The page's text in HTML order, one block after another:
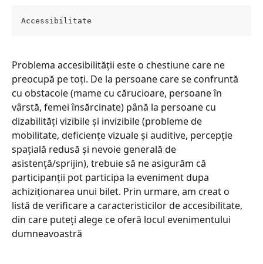
Accessibilitate
Problema accesibilității este o chestiune care ne
preocupă pe toți. De la persoane care se confruntă
cu obstacole (mame cu cărucioare, persoane în
vârstă, femei însărcinate) până la persoane cu
dizabilități vizibile și invizibile (probleme de
mobilitate, deficiențe vizuale și auditive, percepție
spațială redusă și nevoie generală de
asistență/sprijin), trebuie să ne asigurăm că
participanții pot participa la eveniment dupa
achiziționarea unui bilet. Prin urmare, am creat o
listă de verificare a caracteristicilor de accesibilitate,
din care puteți alege ce oferă locul evenimentului
dumneavoastră